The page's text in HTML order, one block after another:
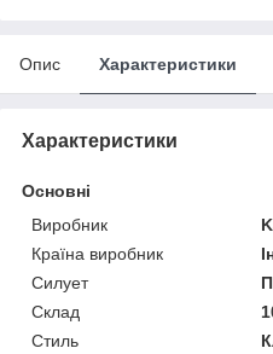
Опис Характеристики
Характеристики
Основні
Виробник
Країна виробник
Силует
Склад
Стиль